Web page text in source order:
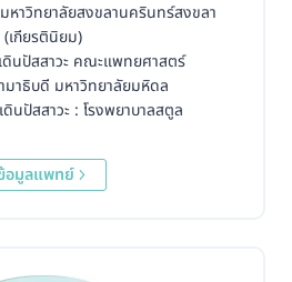
าวิทยาลัยสงขลานครินทร์สงขลา
(เกียรตินิยม)
ดินปัสสาวะ คณะแพทยศาสตร์
มาธิบดี มหาวิทยาลัยมหิดล
นปัสสาวะ : โรงพยาบาลสตูล
อมูลแพทย์